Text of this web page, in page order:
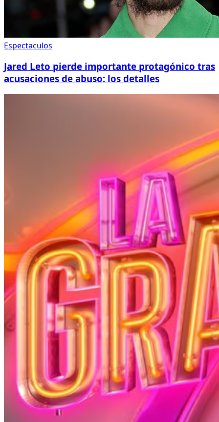
Espectaculos
Jared Leto pierde importante protagónico tras
acusaciones de abuso: los detalles